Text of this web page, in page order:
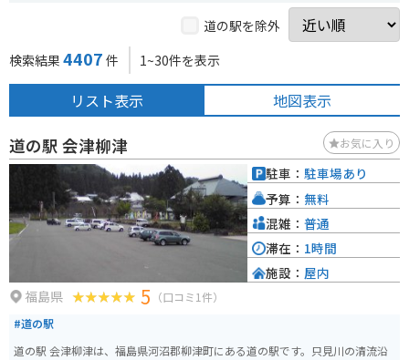
道の駅を除外
検索結果 4407 件 1~30件を表示
リスト表示 地図表示
道の駅 会津柳津 お気に入り
福島県 5 （口コミ1件）
#道の駅
道の駅 会津柳津は、福島県河沼郡柳津町にある道の駅です。只見川の清流沿
駐車： 駐車場あり
予算： 無料
混雑： 普通
滞在： 1時間
施設： 屋内